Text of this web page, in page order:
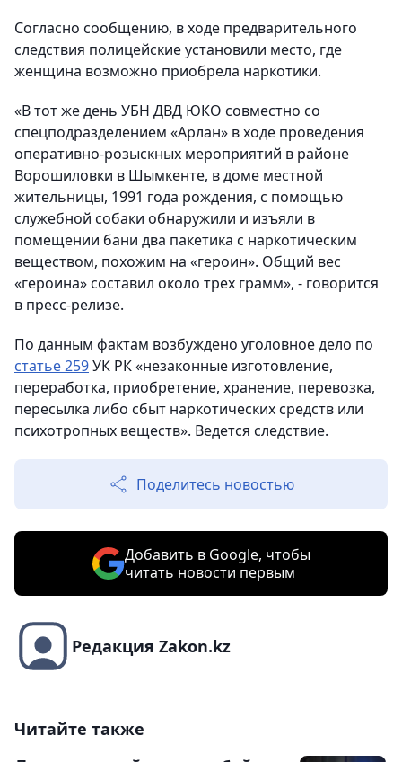
Согласно сообщению, в ходе предварительного
следствия полицейские установили место, где
женщина возможно приобрела наркотики.
«В тот же день УБН ДВД ЮКО совместно со
спецподразделением «Арлан» в ходе проведения
оперативно-розыскных мероприятий в районе
Ворошиловки в Шымкенте, в доме местной
жительницы, 1991 года рождения, с помощью
служебной собаки обнаружили и изъяли в
помещении бани два пакетика с наркотическим
веществом, похожим на «героин». Общий вес
«героина» составил около трех грамм», - говорится
в пресс-релизе.
По данным фактам возбуждено уголовное дело по
статье 259УК РК «незаконные изготовление,
переработка, приобретение, хранение, перевозка,
пересылка либо сбыт наркотических средств или
психотропных веществ». Ведется следствие.
Поделитесь новостью
Добавить в Google, чтобы
читать новости первым
Редакция Zakon.kz
Читайте также